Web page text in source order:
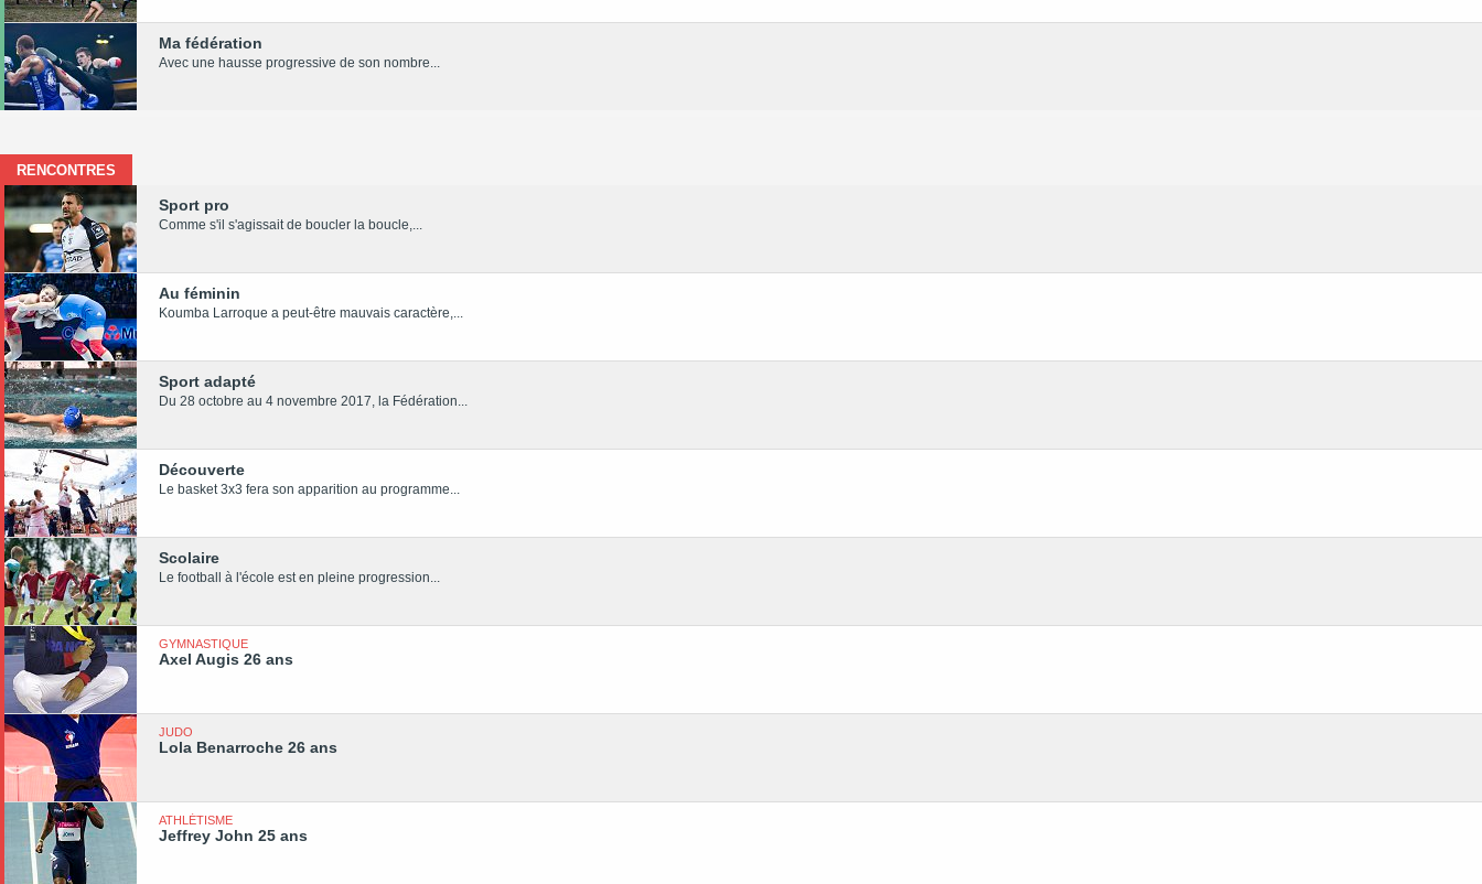
Ma fédération
Avec une hausse progressive de son nombre...
RENCONTRES
Sport pro
Comme s'il s'agissait de boucler la boucle,...
Au féminin
Koumba Larroque a peut-être mauvais caractère,...
Sport adapté
Du 28 octobre au 4 novembre 2017, la Fédération...
Découverte
Le basket 3x3 fera son apparition au programme...
Scolaire
Le football à l'école est en pleine progression...
GYMNASTIQUE
Axel Augis 26 ans
JUDO
Lola Benarroche 26 ans
ATHLÉTISME
Jeffrey John 25 ans